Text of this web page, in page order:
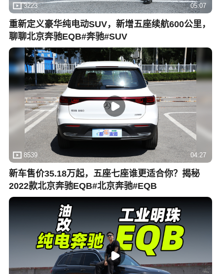
3223 05:07
重新定义豪华纯电动SUV，新增五座续航600公里，
聊聊北京奔驰EQB#奔驰#SUV
8539 04:27
新车售价35.18万起，五座七座谁更适合你？揭秘
2022款北京奔驰EQB#北京奔驰#EQB